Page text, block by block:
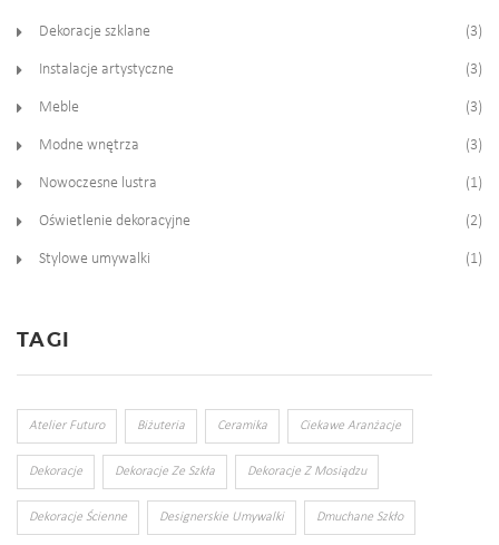
Dekoracje szklane (3)
Instalacje artystyczne (3)
Meble (3)
Modne wnętrza (3)
Nowoczesne lustra (1)
Oświetlenie dekoracyjne (2)
Stylowe umywalki (1)
TAGI
Atelier Futuro Biżuteria Ceramika Ciekawe Aranżacje
Dekoracje Dekoracje Ze Szkła Dekoracje Z Mosiądzu
Dekoracje Ścienne Designerskie Umywalki Dmuchane Szkło